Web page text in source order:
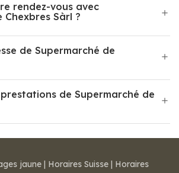
rendez-vous avec
Chexbres Sàrl ?
de Supermarché de
de Supermarché de
jaune | Horaires Suisse | Horaires